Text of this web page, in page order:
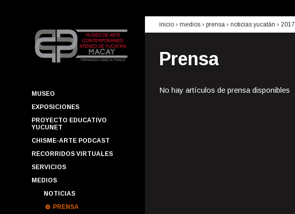
MUSEO
EXPOSICIONES
PROYECTO EDUCATIVO
YUCUNET
CHISME-ARTE PODCAST
RECORRIDOS VIRTUALES
SERVICIOS
MEDIOS
NOTICIAS
PRENSA
inicio › medios › prensa › noticias yucatán › 2017
Prensa
No hay artículos de prensa disponibles